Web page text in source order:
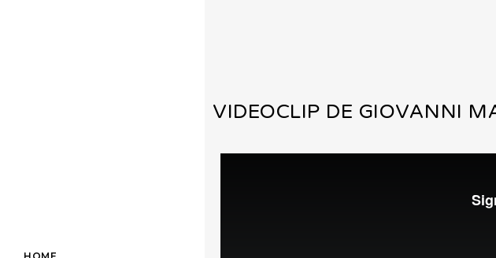
VIDEOCLIP DE GIOVANNI